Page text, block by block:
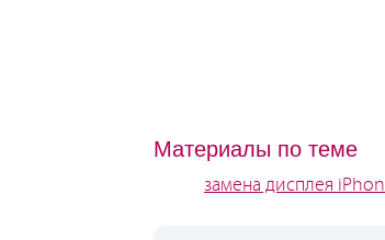
Материалы по теме
замена дисплея